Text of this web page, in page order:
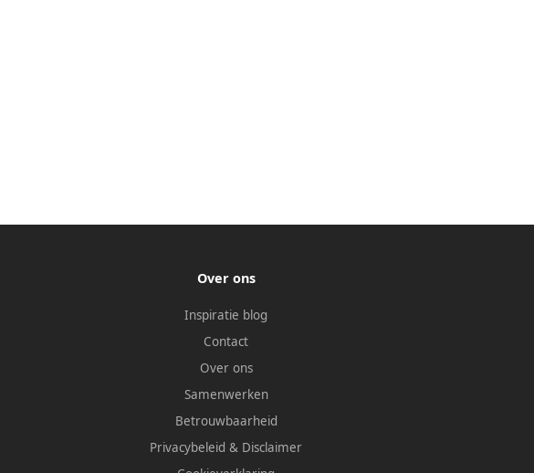
Over ons
Inspiratie blog
Contact
Over ons
Samenwerken
Betrouwbaarheid
Privacybeleid & Disclaimer